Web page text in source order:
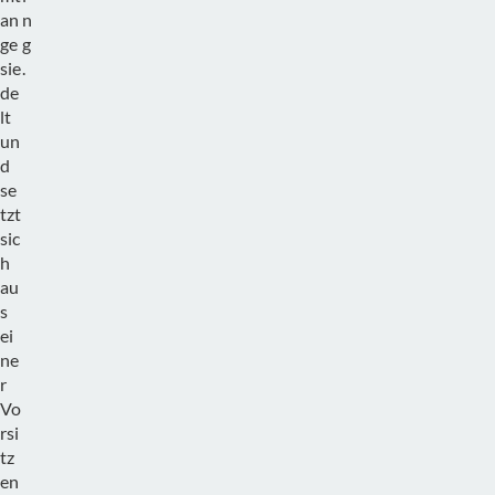
an
ge
sie
de
lt
un
d
se
tzt
sic
h
au
s
ei
ne
r
Vo
rsi
tz
en
n
g